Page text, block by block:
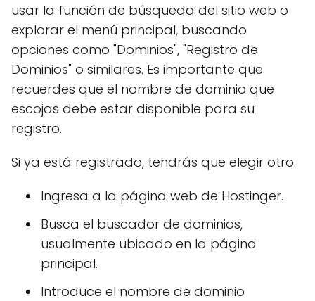
usar la función de búsqueda del sitio web o
explorar el menú principal, buscando
opciones como "Dominios", "Registro de
Dominios" o similares. Es importante que
recuerdes que el nombre de dominio que
escojas debe estar disponible para su
registro.
Si ya está registrado, tendrás que elegir otro.
Ingresa a la página web de Hostinger.
Busca el buscador de dominios,
usualmente ubicado en la página
principal.
Introduce el nombre de dominio